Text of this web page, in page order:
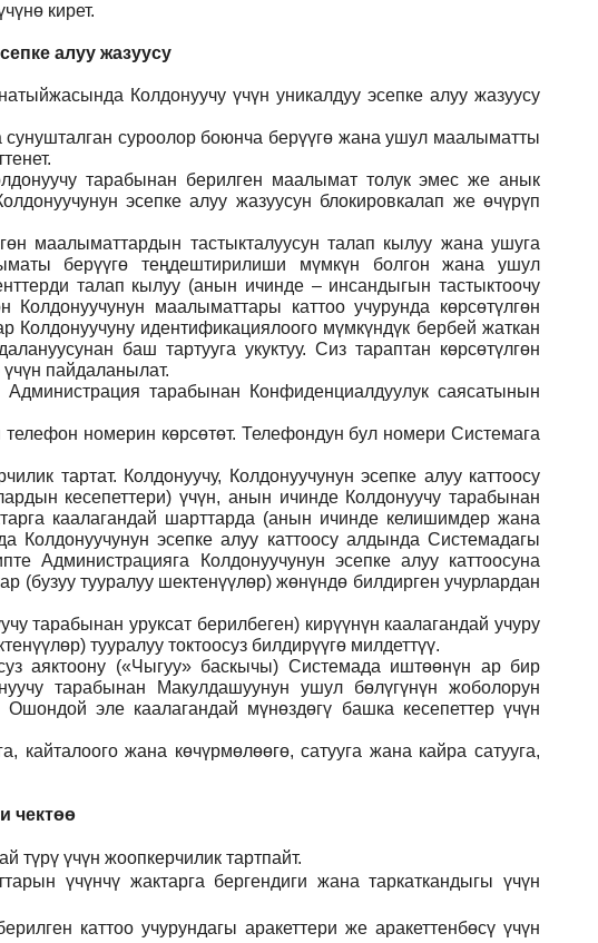
кирет.
алуу жазуусу
Колдонуучу үчүн уникалдуу эсепке алуу жазуусу
суроолор боюнча берүүгө жана ушул маалыматты
тарабынан берилген маалымат толук эмес же анык
эсепке алуу жазуусун блокировкалап же өчүрүп
маалыматтардын тастыкталуусун талап кылуу жана ушуга
берүүгө теңдештирилиши мүмкүн болгон жана ушул
талап кылуу (анын ичинде – инсандыгын тастыктоочу
Колдонуучунун маалыматтары каттоо учурунда көрсөтүлгөн
идентификациялоого мүмкүндүк бербей жаткан
баш тартууга укуктуу. Сиз тараптан көрсөтүлгөн
пайдаланылат.
тарабынан Конфиденциалдуулук саясатынын
телефон номерин көрсөтөт. Телефондун бул номери Системага
тартат. Колдонуучу, Колдонуучунун эсепке алуу каттоосу
кесепеттери) үчүн, анын ичинде Колдонуучу тарабынан
каалагандай шарттарда (анын ичинде келишимдер жана
эсепке алуу каттоосу алдында Системадагы
Администрацияга Колдонуучунун эсепке алуу каттоосуна
(бузуу тууралуу шектенүүлөр) жөнүндө билдирген учурлардан
тарабынан уруксат берилбеген) кирүүнүн каалагандай учуру
тууралуу токтоосуз билдирүүгө милдеттүү.
аяктоону («Чыгуу» баскычы) Системада иштөөнүн ар бир
тарабынан Макулдашуунун ушул бөлүгүнүн жоболорун
эле каалагандай мүнөздөгү башка кесепеттер үчүн
кайталоого жана көчүрмөлөөгө, сатууга жана кайра сатууга,
чектөө
түрү үчүн жоопкерчилик тартпайт.
үчүнчү жактарга бергендиги жана таркаткандыгы үчүн
каттоо учурундагы аракеттери же аракеттенбөсү үчүн